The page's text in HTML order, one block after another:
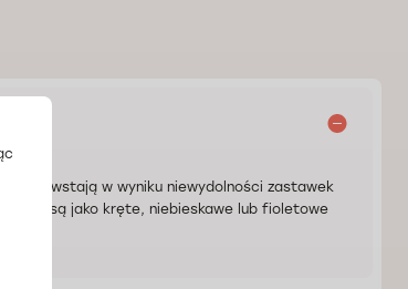
Powstają w wyniku niewydolności zastawek
są jako kręte, niebieskawe lub fioletowe